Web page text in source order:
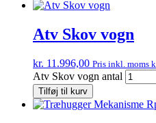
Atv Skov vogn
kr. 11.996,00 Pris inkl. moms
Atv Skov vogn antal
Tilføj til kurv